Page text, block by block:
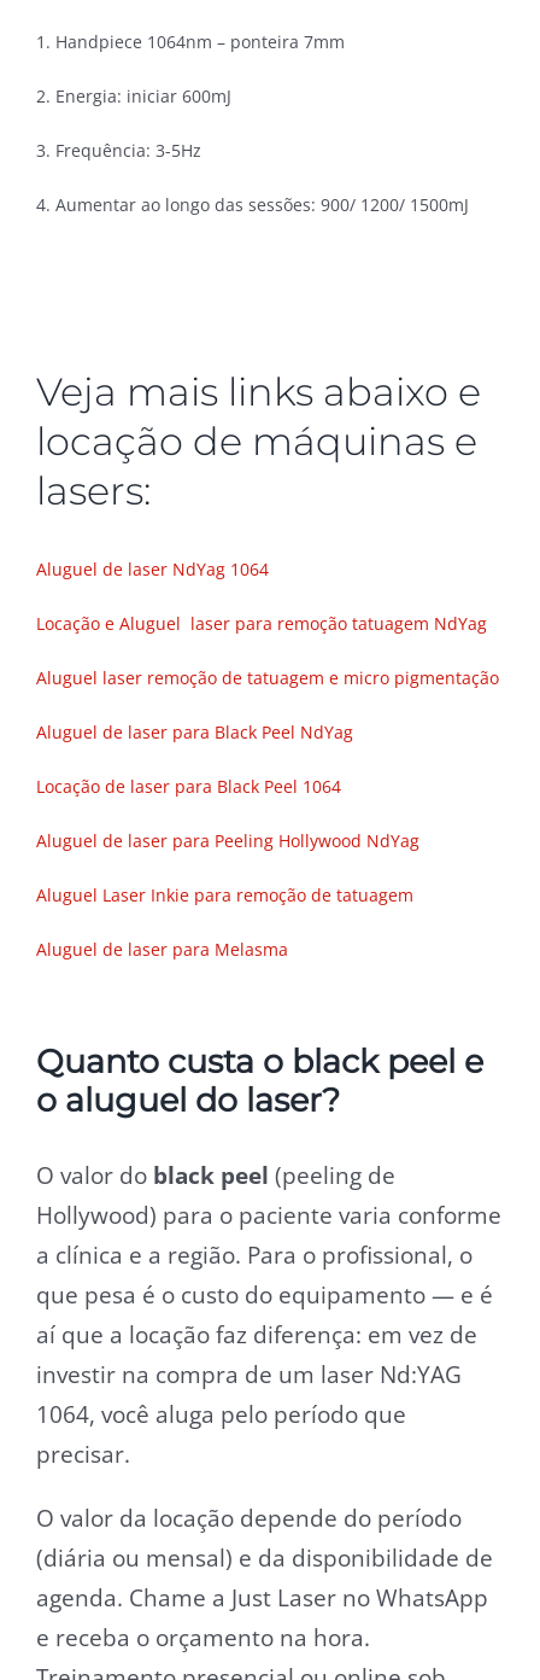
1. Handpiece 1064nm – ponteira 7mm
2. Energia: iniciar 600mJ
3. Frequência: 3-5Hz
4. Aumentar ao longo das sessões: 900/ 1200/ 1500mJ
Veja mais links abaixo e
locação de máquinas e
lasers:
Aluguel de laser NdYag 1064
Locação e Aluguel laser para remoção tatuagem NdYag
Aluguel laser remoção de tatuagem e micro pigmentação
Aluguel de laser para Black Peel NdYag
Locação de laser para Black Peel 1064
Aluguel de laser para Peeling Hollywood NdYag
Aluguel Laser Inkie para remoção de tatuagem
Aluguel de laser para Melasma
Quanto custa o black peel e
o aluguel do laser?
O valor do black peel (peeling de
Hollywood) para o paciente varia conforme
a clínica e a região. Para o profissional, o
que pesa é o custo do equipamento — e é
aí que a locação faz diferença: em vez de
investir na compra de um laser Nd:YAG
1064, você aluga pelo período que
precisar.
O valor da locação depende do período
(diária ou mensal) e da disponibilidade de
agenda. Chame a Just Laser no WhatsApp
e receba o orçamento na hora.